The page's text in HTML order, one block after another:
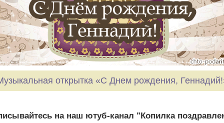
открытка «С Днем рождения,
на наш ютуб-канал "Копилка